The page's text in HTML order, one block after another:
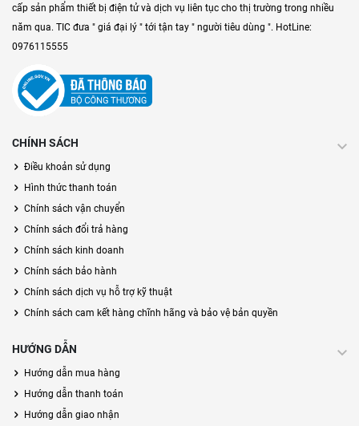
cấp sản phẩm thiết bị điện tử và dịch vụ liên tục cho thị trường trong nhiều
năm qua. TIC đưa " giá đại lý " tới tận tay " người tiêu dùng ". HotLine:
0976115555
CHÍNH SÁCH
Điều khoản sử dụng
Hình thức thanh toán
Chính sách vận chuyển
Chính sách đổi trả hàng
Chính sách kinh doanh
Chính sách bảo hành
Chính sách dịch vụ hỗ trợ kỹ thuật
Chính sách cam kết hàng chĩnh hãng và bảo vệ bản quyền
HƯỚNG DẪN
Hướng dẫn mua hàng
Hướng dẫn thanh toán
Hướng dẫn giao nhận